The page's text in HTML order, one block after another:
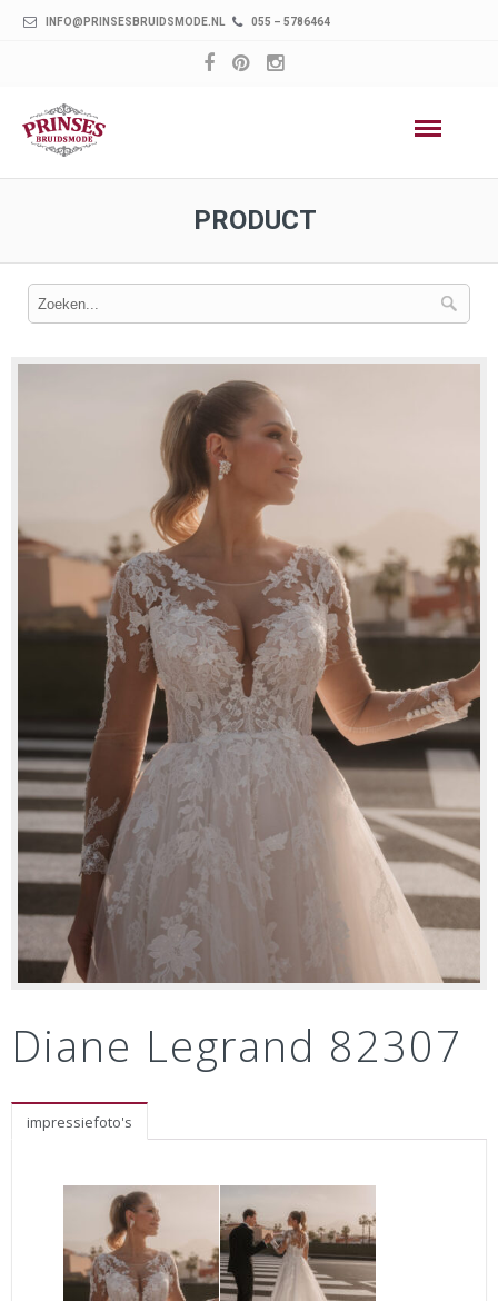
INFO@PRINSESBRUIDSMODE.NL 055 – 5786464
PRODUCT
Diane Legrand 82307
impressiefoto's